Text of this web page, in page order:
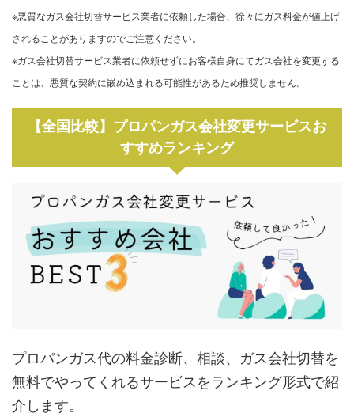
※悪質なガス会社切替サービス業者に依頼した場合、徐々にガス料金が値上げ
されることがありますのでご注意ください。
※ガス会社切替サービス業者に依頼せずにお客様自身にてガス会社を変更する
ことは、悪質な契約に嵌め込まれる可能性があるため推奨しません。
【全国比較】プロパンガス会社変更サービスお
すすめランキング
プロパンガス代の料金診断、相談、ガス会社切替を
無料でやってくれるサービスをランキング形式で紹
介します。